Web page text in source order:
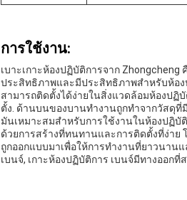
การใช้งาน:
เบาะเกาะห้องปฏิบัติการจาก
ประสิทธิภาพและมีประสิทธิภาพสําหรับห้อ
สามารถติดตั้งได้ง่ายในสิ่งแวดล้อมห้องปฏิ
ตั้ง. ด้านบนของบานทํางานถูกทําจากวัสดุที่
มันเหมาะสมสําหรับการใช้งานในห้องปฏิบั
ด้วยการสร้างที่ทนทานและการติดตั้งที่ง่าย
ถูกออกแบบมาเพื่อให้การทํางานที่ยาวนานแ
เบนจ์, เกาะห้องปฏิบัติการ เบนจ์มีทางออ